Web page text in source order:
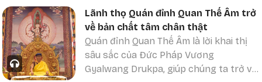
cả chúng sinh.
Lãnh thọ Quán đỉnh Quan Thế Âm trở
về bản chất tâm chân thật
Quán đỉnh Quan Thế Âm là lời khai thị
sâu sắc của Đức Pháp Vương
Gyalwang Drukpa, giúp chúng ta trở về